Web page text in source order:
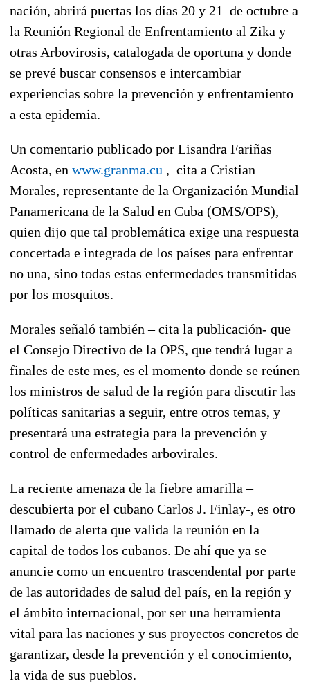
nación, abrirá puertas los días 20 y 21 de octubre a
la Reunión Regional de Enfrentamiento al Zika y
otras Arbovirosis, catalogada de oportuna y donde
se prevé buscar consensos e intercambiar
experiencias sobre la prevención y enfrentamiento
a esta epidemia.
Un comentario publicado por Lisandra Fariñas
Acosta, en www.granma.cu , cita a Cristian
Morales, representante de la Organización Mundial
Panamericana de la Salud en Cuba (OMS/OPS),
quien dijo que tal problemática exige una respuesta
concertada e integrada de los países para enfrentar
no una, sino todas estas enfermedades transmitidas
por los mosquitos.
Morales señaló también – cita la publicación- que
el Consejo Directivo de la OPS, que tendrá lugar a
finales de este mes, es el momento donde se reúnen
los ministros de salud de la región para discutir las
políticas sanitarias a seguir, entre otros temas, y
presentará una estrategia para la prevención y
control de enfermedades arbovirales.
La reciente amenaza de la fiebre amarilla –
descubierta por el cubano Carlos J. Finlay-, es otro
llamado de alerta que valida la reunión en la
capital de todos los cubanos. De ahí que ya se
anuncie como un encuentro trascendental por parte
de las autoridades de salud del país, en la región y
el ámbito internacional, por ser una herramienta
vital para las naciones y sus proyectos concretos de
garantizar, desde la prevención y el conocimiento,
la vida de sus pueblos.